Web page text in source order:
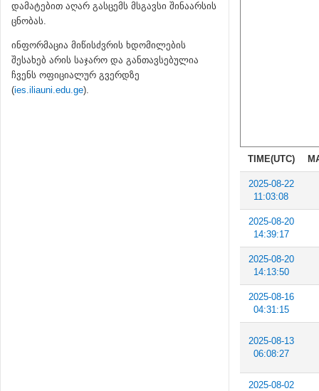
დამატებით აღარ გასცემს მსგავსი შინაარსის
ცნობას.
ინფორმაცია მიწისძვრის ხდომილების
შესახებ არის საჯარო და განთავსებულია
ჩვენს ოფიციალურ გვერდზე
(ies.iliauni.edu.ge).
TIME(UTC)
2025-08-22
11:03:08
2025-08-20
14:39:17
2025-08-20
14:13:50
2025-08-16
04:31:15
2025-08-13
06:08:27
2025-08-02